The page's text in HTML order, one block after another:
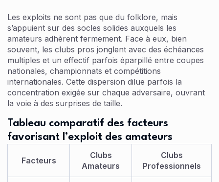
Les exploits ne sont pas que du folklore, mais
s’appuient sur des socles solides auxquels les
amateurs adhèrent fermement. Face à eux, bien
souvent, les clubs pros jonglent avec des échéances
multiples et un effectif parfois éparpillé entre coupes
nationales, championnats et compétitions
internationales. Cette dispersion dilue parfois la
concentration exigée sur chaque adversaire, ouvrant
la voie à des surprises de taille.
Tableau comparatif des facteurs
favorisant l’exploit des amateurs
Facteurs
Clubs
Amateurs
Clubs
Professionnels